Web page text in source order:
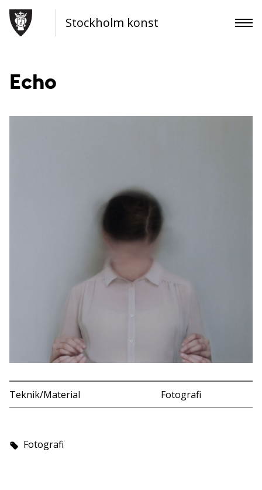
Stockholm konst
Echo
Teknik/Material Fotografi
Fotografi